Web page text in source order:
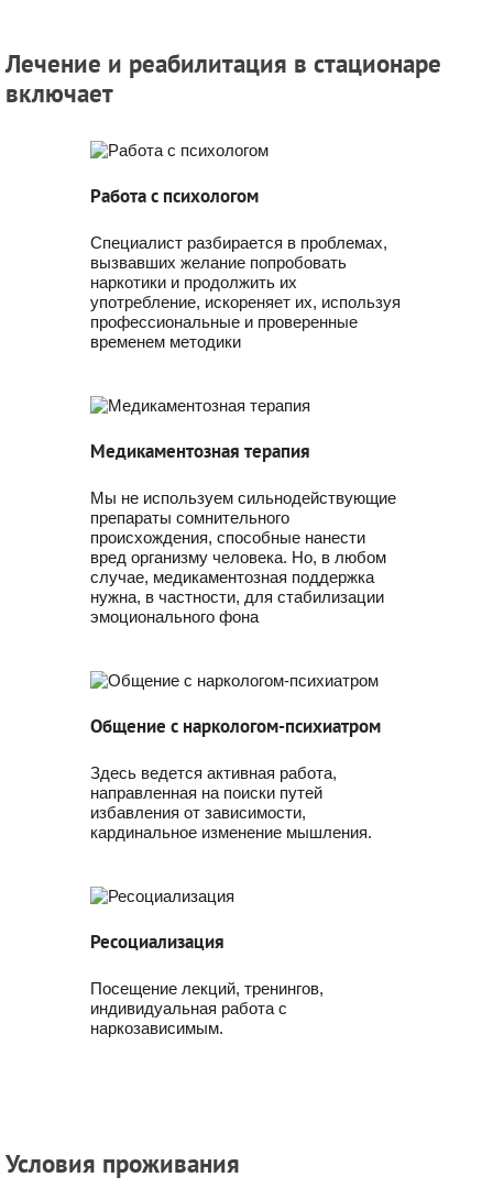
Лечение и реабилитация в стационаре
включает
Работа с психологом
Специалист разбирается в проблемах,
вызвавших желание попробовать
наркотики и продолжить их
употребление, искореняет их, используя
профессиональные и проверенные
временем методики
Медикаментозная терапия
Мы не используем сильнодействующие
препараты сомнительного
происхождения, способные нанести
вред организму человека. Но, в любом
случае, медикаментозная поддержка
нужна, в частности, для стабилизации
эмоционального фона
Общение с наркологом-психиатром
Здесь ведется активная работа,
направленная на поиски путей
избавления от зависимости,
кардинальное изменение мышления.
Ресоциализация
Посещение лекций, тренингов,
индивидуальная работа с
наркозависимым.
Условия проживания